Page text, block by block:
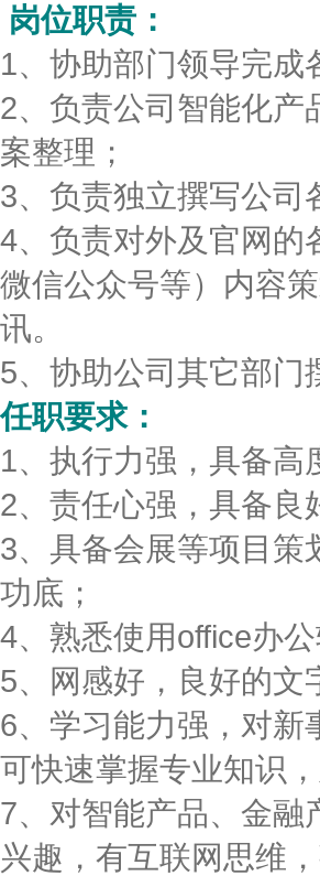
岗位职责：
1、协助部门领导完成
2、负责公司智能化产
案整理；
3、负责独立撰写公司
4、负责对外及官网的
微信公众号等）内容
讯。
5、协助公司其它部门
任职要求：
1、执行力强，具备高
2、责任心强，具备良
3、具备会展等项目策
功底；
4、熟悉使用office办公
5、网感好，良好的文
6、学习能力强，对新
可快速掌握专业知识
7、对智能产品、金融
兴趣，有互联网思维